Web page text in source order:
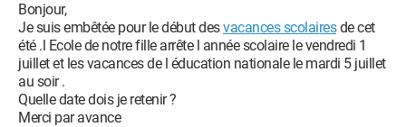
Bonjour,
Je suis embêtée pour le début desvacances scolairesde cet
été .l Ecole de notre fille arrête l année scolaire le vendredi 1
juillet et les vacances de l éducation nationale le mardi 5 juillet
au soir .
Quelle date dois je retenir ?
Merci par avance